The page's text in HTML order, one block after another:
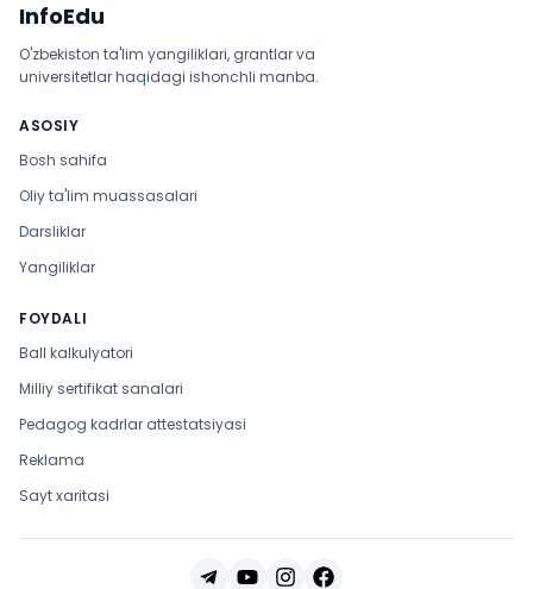
InfoEdu
O'zbekiston ta'lim yangiliklari, grantlar va
universitetlar haqidagi ishonchli manba.
ASOSIY
Bosh sahifa
Oliy ta'lim muassasalari
Darsliklar
Yangiliklar
FOYDALI
Ball kalkulyatori
Milliy sertifikat sanalari
Pedagog kadrlar attestatsiyasi
Reklama
Sayt xaritasi